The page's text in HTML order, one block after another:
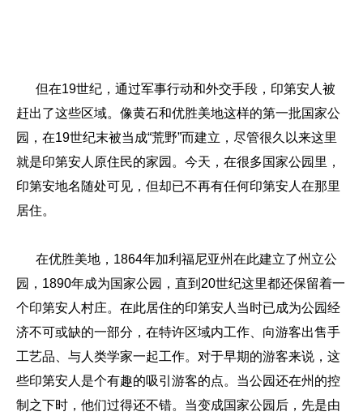
但在19世纪，通过军事行动和外交手段，印第安人被
赶出了这些区域。像黄石和优胜美地这样的第一批国家公
园，在19世纪末被当成“荒野”而建立，尽管很久以来这里
就是印第安人原住民的家园。今天，在很多国家公园里，
印第安地名随处可见，但却已不再有任何印第安人在那里
居住。
在优胜美地，1864年加利福尼亚州在此建立了州立公
园，1890年成为国家公园，直到20世纪这里都还保留着一
个印第安人村庄。在此居住的印第安人当时已成为公园经
济不可或缺的一部分，在特许区域内工作、向游客出售手
工艺品、与人类学家一起工作。对于早期的游客来说，这
些印第安人是个有趣的吸引游客的点。当公园还在州的控
制之下时，他们过得还不错。当变成国家公园后，先是由